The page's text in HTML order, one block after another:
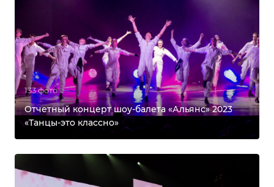
133 фото
Отчетный концерт шоу-балета «Альянс» 2023
«Танцы-это классно»